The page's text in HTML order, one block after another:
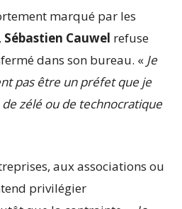
marqué par les
Sébastien Cauwel refuse
dans son bureau. « Je
pas être un préfet que je
zélé ou de technocratique
aux associations ou
privilégier